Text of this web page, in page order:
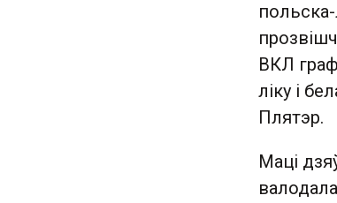
ВКЛ
ліку і
Плятэр.
Маці